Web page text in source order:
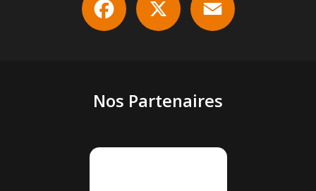
Nos Partenaires